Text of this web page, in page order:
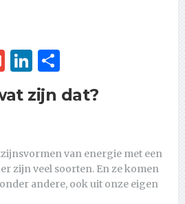
GmailLinkedIn
zijn dat?
van energie met een
zijn veel soorten. En ze komen
andere, ook uit onze eigen